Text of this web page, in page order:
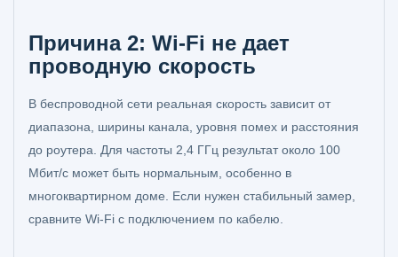
Причина 2: Wi-Fi не дает
проводную скорость
В беспроводной сети реальная скорость зависит от
диапазона, ширины канала, уровня помех и расстояния
до роутера. Для частоты 2,4 ГГц результат около 100
Мбит/с может быть нормальным, особенно в
многоквартирном доме. Если нужен стабильный замер,
сравните Wi-Fi с подключением по кабелю.